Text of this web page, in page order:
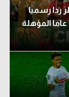
ردا رسميا
بشأن استضافة كأس إفريقيا تحت 23 عاما المؤهلة